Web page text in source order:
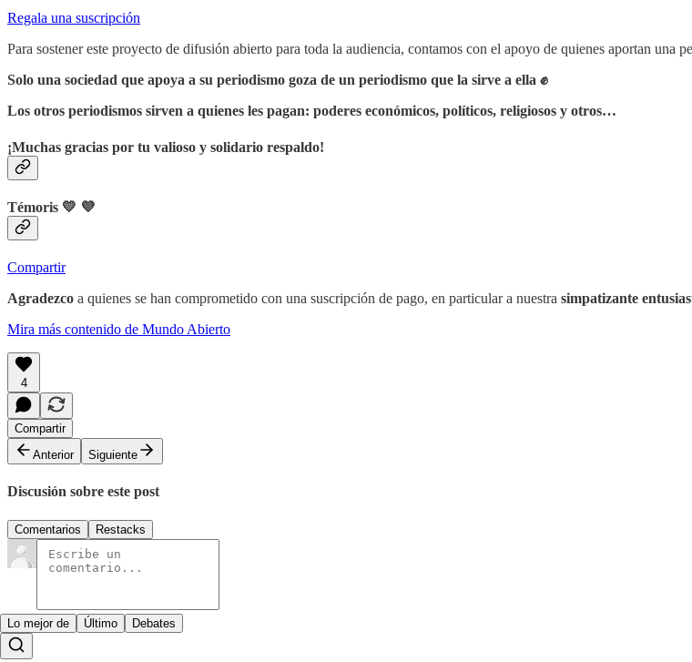
Regala una suscripción
Para sostener este proyecto de difusión abierto para toda la audiencia, contamos con el apoyo de quienes aportan una
Solo una sociedad que apoya a su periodismo goza de un periodismo que la sirve a ella ✊
Los otros periodismos sirven a quienes les pagan: poderes económicos, políticos, religiosos y otros…
¡Muchas gracias por tu valioso y solidario respaldo!
Témoris 💛 💜
Compartir
Agradezco a quienes se han comprometido con una suscripción de pago, en particular a nuestra simpatizante
Mira más contenido de Mundo Abierto
4
Compartir
Anterior
Siguiente
Discusión sobre este post
Comentarios Restacks
Lo mejor de Último Debates